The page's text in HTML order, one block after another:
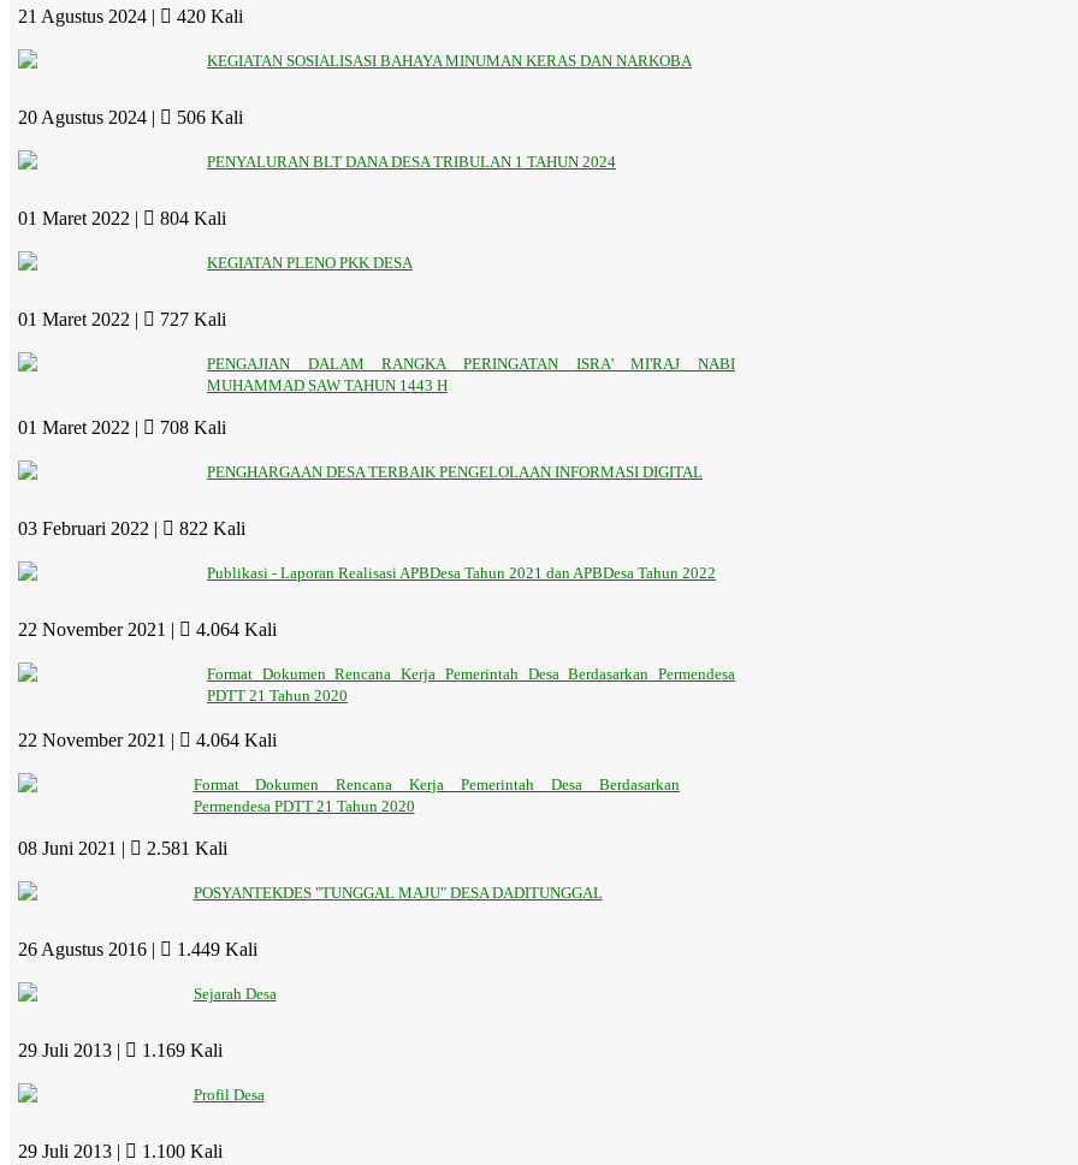
21 Agustus 2024 | 420 Kali
KEGIATAN SOSIALISASI BAHAYA MINUMAN KERAS DAN NARKOBA
20 Agustus 2024 | 506 Kali
PENYALURAN BLT DANA DESA TRIBULAN 1 TAHUN 2024
01 Maret 2022 | 804 Kali
KEGIATAN PLENO PKK DESA
01 Maret 2022 | 727 Kali
PENGAJIAN DALAM RANGKA PERINGATAN ISRA' MI'RAJ NABI
MUHAMMAD SAW TAHUN 1443 H
01 Maret 2022 | 708 Kali
PENGHARGAAN DESA TERBAIK PENGELOLAAN INFORMASI DIGITAL
03 Februari 2022 | 822 Kali
Publikasi - Laporan Realisasi APBDesa Tahun 2021 dan APBDesa Tahun 2022
22 November 2021 | 4.064 Kali
Format Dokumen Rencana Kerja Pemerintah Desa Berdasarkan Permendesa
PDTT 21 Tahun 2020
22 November 2021 | 4.064 Kali
Format Dokumen Rencana Kerja Pemerintah Desa Berdasarkan
Permendesa PDTT 21 Tahun 2020
08 Juni 2021 | 2.581 Kali
POSYANTEKDES "TUNGGAL MAJU" DESA DADITUNGGAL
26 Agustus 2016 | 1.449 Kali
Sejarah Desa
29 Juli 2013 | 1.169 Kali
Profil Desa
29 Juli 2013 | 1.100 Kali